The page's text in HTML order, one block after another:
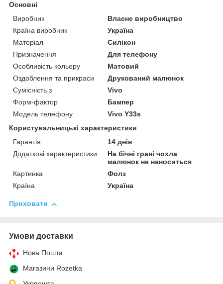
Основні
Виробник
Власне виробництво
Країна виробник
Україна
Матеріал
Силікон
Призначення
Для телефону
Особливість кольору
Матовий
Оздоблення та прикраси
Друкований малюнок
Сумісність з
Vivo
Форм-фактор
Бампер
Модель телефону
Vivo Y33s
Користувальницькі характеристики
Гарантія
14 днів
Додаткові характеристики
На бічні грані чохла
малюнок не наноситься
Картинка
Фолз
Країна
Україна
Приховати
Умови доставки
Нова Пошта
Магазини Rozetka